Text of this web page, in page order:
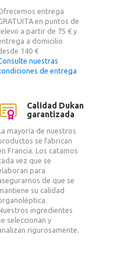
entrega
en puntos de
a partir de 75 € y
a domicilio
140 €
nuestras
de entrega
Calidad Dukan
garantizada
mayoría de nuestros
se fabrican
Francia. Los catamos
vez que se
para
de que se
su calidad
ingredientes
seleccionan y
rigurosamente.